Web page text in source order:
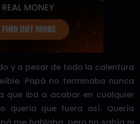
y a pesar de todo la calentura
Papá no terminaba nunca
que iba a acabar en cualquier
quería que fuera así. Quería